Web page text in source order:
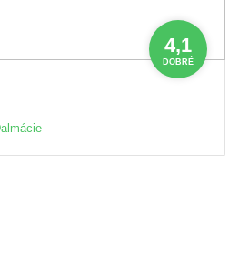
4,1
DOBRÉ